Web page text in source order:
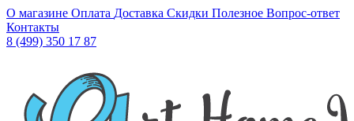
О магазине Оплата Доставка Скидки Полезное Вопрос-ответ
Контакты
8 (499) 350 17 87